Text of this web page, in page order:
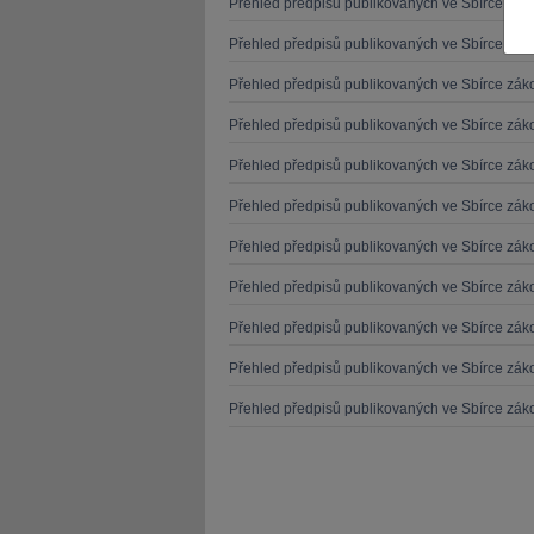
Přehled předpisů publikovaných ve Sbírce
Přehled předpisů publikovaných ve Sbírce
Přehled předpisů publikovaných ve Sbírce
Přehled předpisů publikovaných ve Sbírce
Přehled předpisů publikovaných ve Sbírce
Přehled předpisů publikovaných ve Sbírce
Přehled předpisů publikovaných ve Sbírce
Přehled předpisů publikovaných ve Sbírce
Přehled předpisů publikovaných ve Sbírce
Přehled předpisů publikovaných ve Sbírce
Přehled předpisů publikovaných ve Sbírce
JUDr. Tomáš Nielsen
JUDr.
Kurzy